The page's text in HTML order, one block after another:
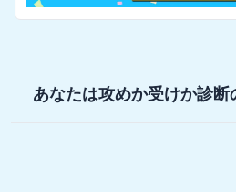
あなたは攻めか受けか診断